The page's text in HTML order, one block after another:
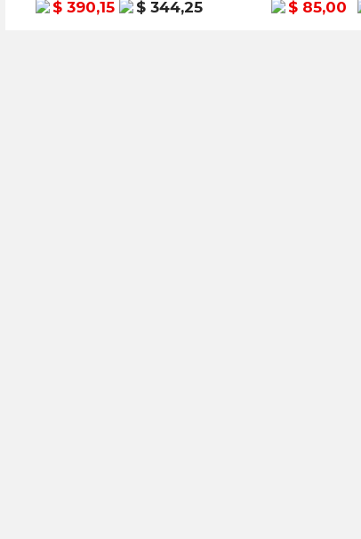
$ 390,15 $ 344,25 $ 85,00